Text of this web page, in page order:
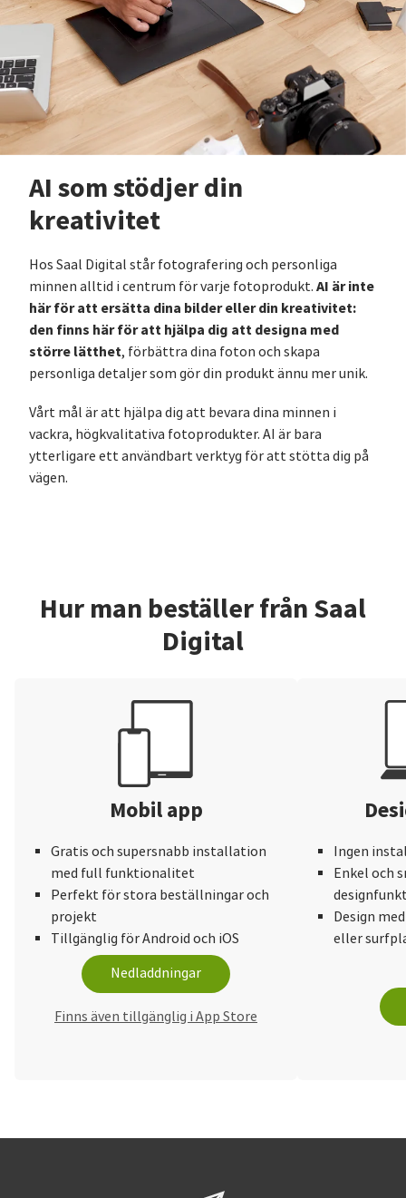
AI som stödjer din
kreativitet
Hos Saal Digital står fotografering och personliga
minnen alltid i centrum för varje fotoprodukt. AI är inte
här för att ersätta dina bilder eller din kreativitet:
den finns här för att hjälpa dig att designa med
större lätthet, förbättra dina foton och skapa
personliga detaljer som gör din produkt ännu mer unik.
Vårt mål är att hjälpa dig att bevara dina minnen i
vackra, högkvalitativa fotoprodukter. AI är bara
ytterligare ett användbart verktyg för att stötta dig på
vägen.
Hur man beställer från Saal
Digital
Mobil app
Gratis och supersnabb installation
med full funktionalitet
Perfekt för stora beställningar och
projekt
Tillgänglig för Android och iOS
Nedladdningar
Finns även tillgänglig i App Store
Ingen
Enkel och
Design
eller